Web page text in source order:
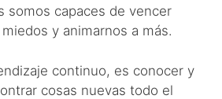
somos capaces de vencer
y animarnos a más.
continuo, es conocer y
cosas nuevas todo el